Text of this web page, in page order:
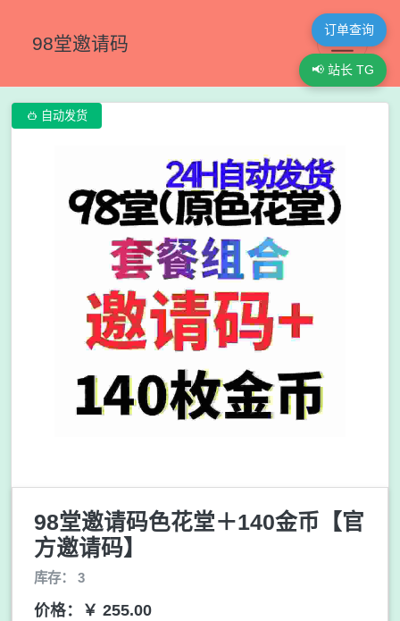
98堂邀请码
订单查询
📢 站长 TG
 自动发货
98堂邀请码色花堂＋140金币【官
方邀请码】
库存： 3
价格：￥ 255.00